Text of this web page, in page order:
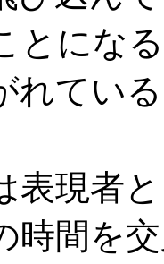
とにな
れてい
現者
時間を